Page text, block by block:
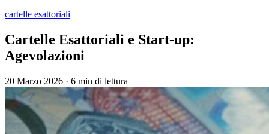
cartelle esattoriali
Cartelle Esattoriali e Start-up:
Agevolazioni
20 Marzo 2026 · 6 min di lettura